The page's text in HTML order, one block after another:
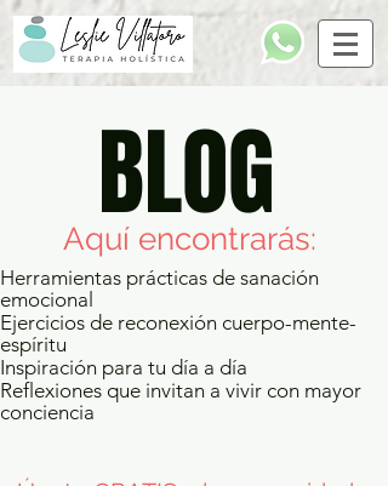
BLOG
Aquí encontrarás:
Herramientas prácticas de sanación
emocional
Ejercicios de reconexión cuerpo-mente-
espíritu
Inspiración para tu día a día
Reflexiones que invitan a vivir con mayor
conciencia